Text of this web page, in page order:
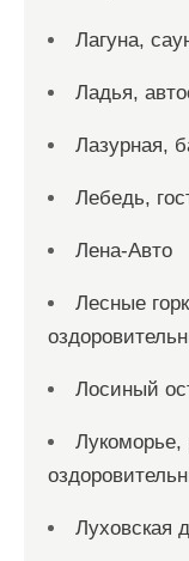
Лагуна,
Ладья,
Лазурная,
Лебедь,
Лена-Авто
Лесные
Лосиный
Лукоморье,
Луховская